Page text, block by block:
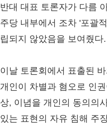
반대 대표 토론자가 다름
주당 내부에서 조차 '포괄
립되지 않았음을 보여줬다.
이날 토론회에서 표출된
개인이 차별과 혐오로 인
상, 이념을 개인의 동의의
있는 표현의 자유 침해 주